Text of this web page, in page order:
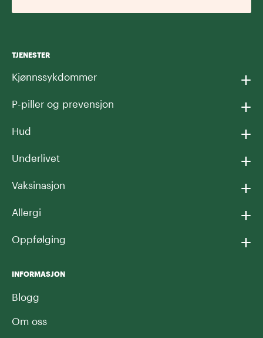
TJENESTER
Kjønnssykdommer +
P-piller og prevensjon +
Hud +
Underlivet +
Vaksinasjon +
Allergi +
Oppfølging +
INFORMASJON
Blogg
Om oss